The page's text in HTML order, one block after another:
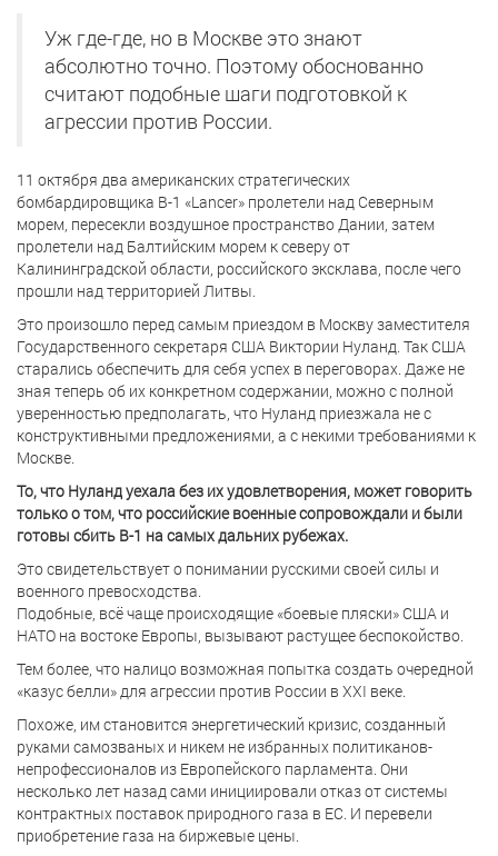
Уж где-где, но в Москве это знают
абсолютно точно. Поэтому обоснованно
считают подобные шаги подготовкой к
агрессии против России.
11 октября два американских стратегических
бомбардировщика В-1 «Lancer» пролетели над Северным
морем, пересекли воздушное пространство Дании, затем
пролетели над Балтийским морем к северу от
Калининградской области, российского эксклава, после чего
прошли над территорией Литвы.
Это произошло перед самым приездом в Москву заместителя
Государственного секретаря США Виктории Нуланд. Так США
старались обеспечить для себя успех в переговорах. Даже не
зная теперь об их конкретном содержании, можно с полной
уверенностью предполагать, что Нуланд приезжала не с
конструктивными предложениями, а с некими требованиями к
Москве.
То, что Нуланд уехала без их удовлетворения, может говорить
только о том, что российские военные сопровождали и были
готовы сбить В-1 на самых дальних рубежах.
Это свидетельствует о понимании русскими своей силы и
военного превосходства.
Подобные, всё чаще происходящие «боевые пляски» США и
НАТО на востоке Европы, вызывают растущее беспокойство.
Тем более, что налицо возможная попытка создать очередной
«казус белли» для агрессии против России в XXI веке.
Похоже, им становится энергетический кризис, созданный
руками самозваных и никем не избранных политиканов-
непрофессионалов из Европейского парламента. Они
несколько лет назад сами инициировали отказ от системы
контрактных поставок природного газа в ЕС. И перевели
приобретение газа на биржевые цены.